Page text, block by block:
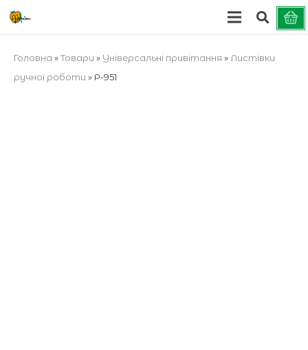
Головна »Товари » Універсальні привітання » Листівки
ручної роботи » Р-951